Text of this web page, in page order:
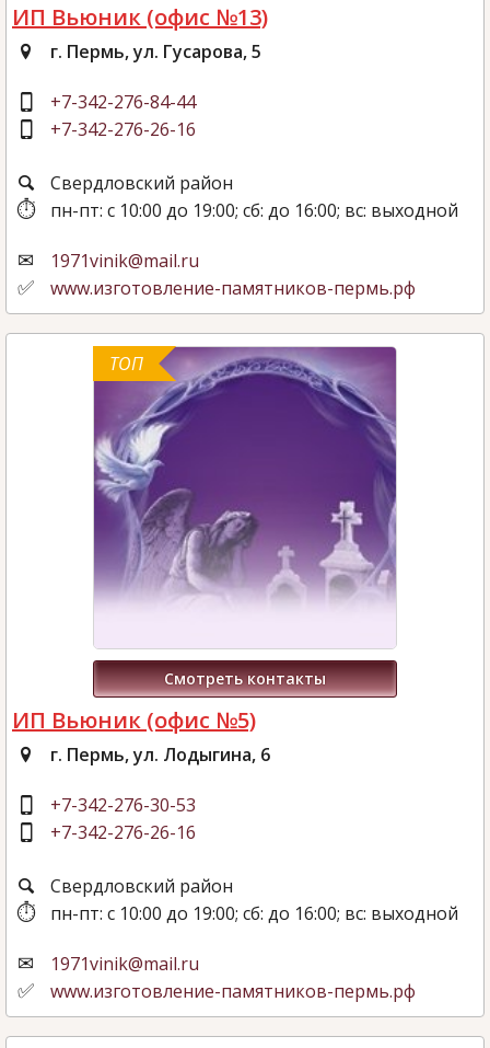
ИП Вьюник (офис №13)
г. Пермь, ул. Гусарова, 5
+7-342-276-84-44
+7-342-276-26-16
Свердловский район
пн-пт: с 10:00 до 19:00; сб: до 16:00; вс: выходной
1971vinik@mail.ru
www.изготовление-памятников-пермь.рф
ТОП
Смотреть контакты
ИП Вьюник (офис №5)
г. Пермь, ул. Лодыгина, 6
+7-342-276-30-53
+7-342-276-26-16
Свердловский район
пн-пт: с 10:00 до 19:00; сб: до 16:00; вс: выходной
1971vinik@mail.ru
www.изготовление-памятников-пермь.рф